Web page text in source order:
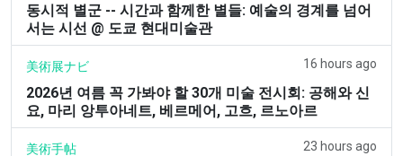
동시적 별군 -- 시간과 함께한 별들: 예술의 경계를 넘어
서는 시선 @ 도쿄 현대미술관
美術展ナビ 16 hours ago
2026년 여름 꼭 가봐야 할 30개 미술 전시회: 공해와 신
요, 마리 앙투아네트, 베르메어, 고흐, 르노아르
美術手帖 23 hours ago